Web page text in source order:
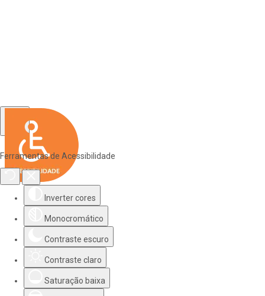
Ferramentas de Acessibilidade
Inverter cores
Monocromático
Contraste escuro
Contraste claro
Saturação baixa